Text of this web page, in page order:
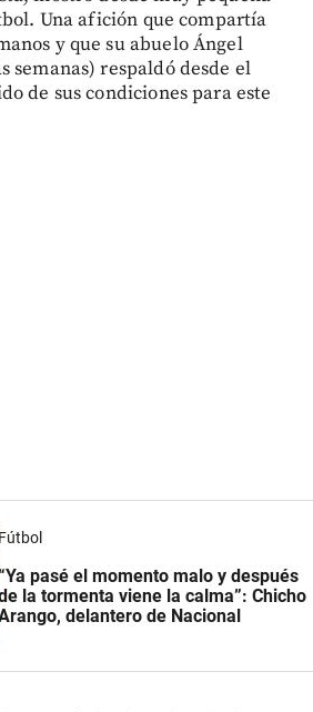
Una afición que compartía
y que su abuelo Ángel
semanas) respaldó desde el
de sus condiciones para este
pasé el momento malo y después
la tormenta viene la calma”: Chicho
delantero de Nacional